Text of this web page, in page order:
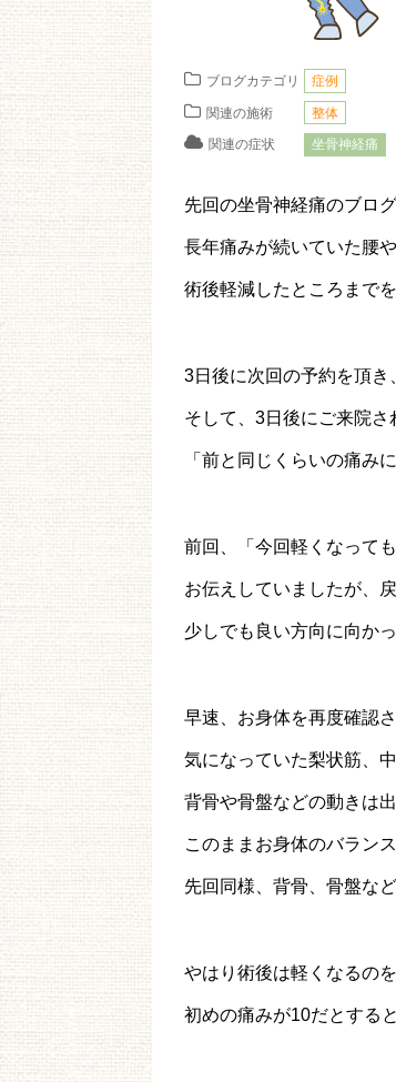
ブログカテゴリ 症例
関連の施術 整体
関連の症状 坐骨神経痛
先回の坐骨神経痛のブログ
長年痛みが続いていた腰
術後軽減したところまで
3日後に次回の予約を頂き
そして、3日後にご来院さ
「前と同じくらいの痛み
前回、「今回軽くなって
お伝えしていましたが、
少しでも良い方向に向か
早速、お身体を再度確認
気になっていた梨状筋、
背骨や骨盤などの動きは
このままお身体のバラン
先回同様、背骨、骨盤な
やはり術後は軽くなるの
初めの痛みが10だとする